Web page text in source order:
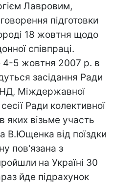
Лавровим,
підготовки
18 жовтня щодо
співпраці.
4-5 жовтня 2007 р. в
засідання Ради
Міждержавної
Ради колективної
яких візьме участь
В.Ющенка від поїздки
пов'язана з
на Україні 30
йде підрахунок